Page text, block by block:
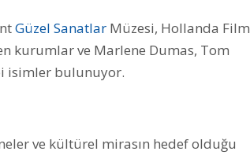
Güzel Sanatlar Müzesi, Hollanda Film
kurumlar ve Marlene Dumas, Tom
isimler bulunuyor.
ve kültürel mirasın hedef olduğu